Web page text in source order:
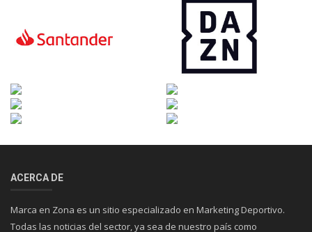
ACERCA DE
Marca en Zona es un sitio especializado en Marketing Deportivo.
Todas las noticias del sector, ya sea de nuestro país como